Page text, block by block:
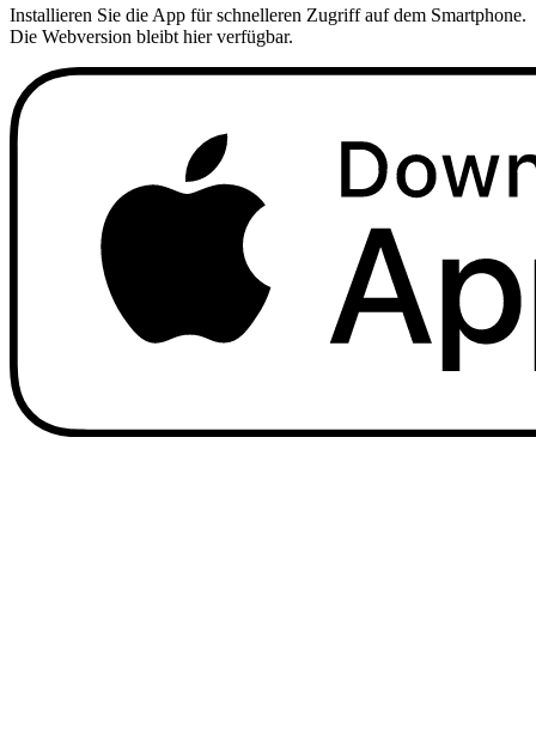
Installieren Sie die App für schnelleren Zugriff auf dem Smartphone.
Die Webversion bleibt hier verfügbar.